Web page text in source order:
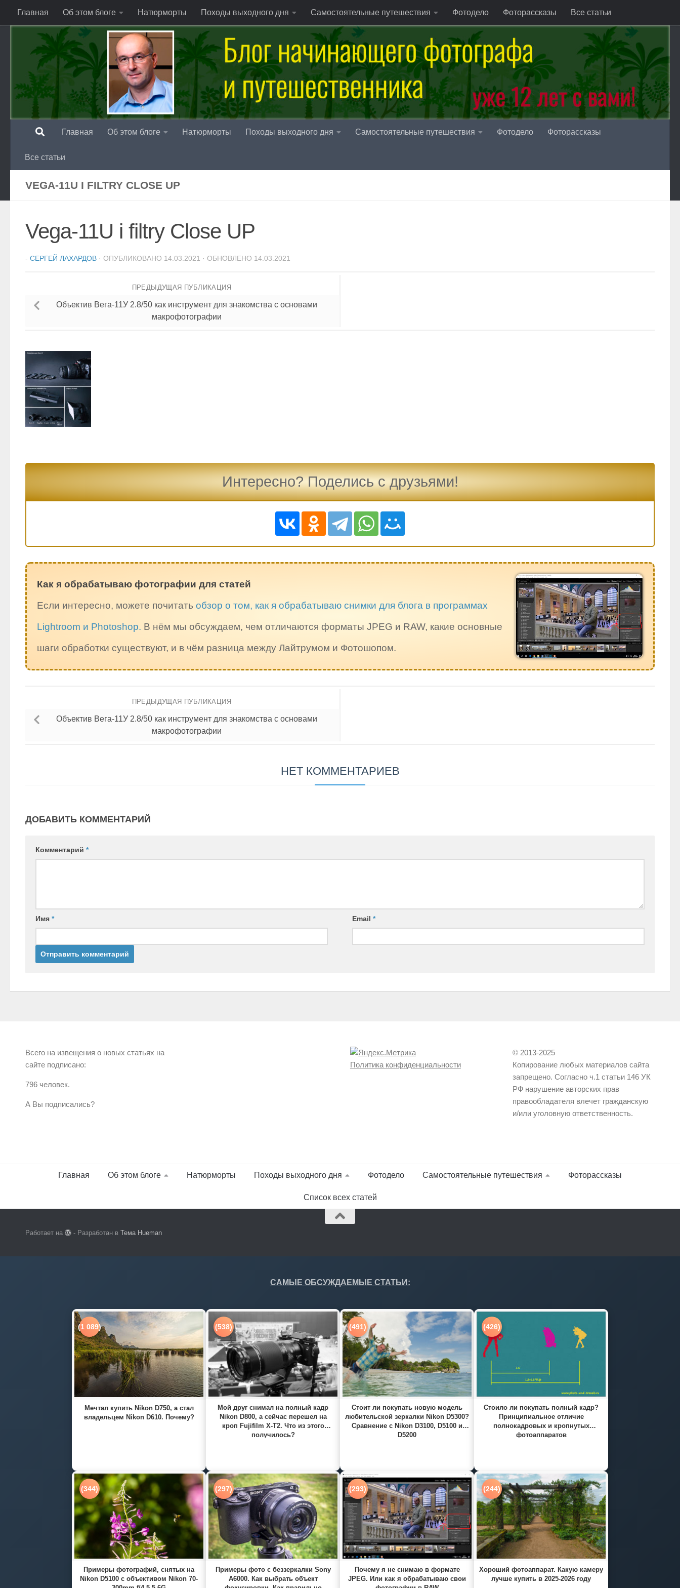
Перейти к содержимому
Главная Об этом блоге Натюрморты Походы выходного дня Самостоятельные путешествия Фотодело Фоторассказы Все статьи
Главная Об этом блоге Натюрморты Походы выходного дня Самостоятельные путешествия Фотодело Фоторассказы
Все статьи
VEGA-11U I FILTRY CLOSE UP
Vega-11U i filtry Close UP
- СЕРГЕЙ ЛАХАРДОВ · ОПУБЛИКОВАНО 14.03.2021 · ОБНОВЛЕНО 14.03.2021
ПРЕДЫДУЩАЯ ПУБЛИКАЦИЯ
Объектив Вега-11У 2.8/50 как инструмент для знакомства с основами
макрофотографии
Интересно? Поделись с друзьями!
Как я обрабатываю фотографии для статей
Если интересно, можете почитать обзор о том, как я обрабатываю снимки для блога в программах
Lightroom и Photoshop. В нём мы обсуждаем, чем отличаются форматы JPEG и RAW, какие основные
шаги обработки существуют, и в чём разница между Лайтрумом и Фотошопом.
ПРЕДЫДУЩАЯ ПУБЛИКАЦИЯ
Объектив Вега-11У 2.8/50 как инструмент для знакомства с основами
макрофотографии
НЕТ КОММЕНТАРИЕВ
ДОБАВИТЬ КОММЕНТАРИЙ
Комментарий *
Имя * Email*
Всего на извещения о новых статьях на
сайте подписано:
796 человек.
А Вы подписались?
Политика конфиденциальности
© 2013-2025
Копирование любых материалов сайта
запрещено. Согласно ч.1 статьи 146 УК
РФ нарушение авторских прав
правообладателя влечет гражданскую
и/или уголовную ответственность.
Главная Об этом блоге Натюрморты Походы выходного дня Фотодело Самостоятельные путешествия Фоторассказы
Список всех статей
Работает на - Разработан вТема Hueman
САМЫЕ ОБСУЖДАЕМЫЕ СТАТЬИ:
(1 089)
Мечтал купить Nikon D750, а стал
владельцем Nikon D610. Почему?
(538)
Мой друг снимал на полный кадр
Nikon D800, а сейчас перешел на
кроп Fujifilm X-T2. Что из этого
получилось?
(491)
Стоит ли покупать новую модель
любительской зеркалки Nikon D5300?
Сравнение с Nikon D3100, D5100 и
D5200
(426)
Стоило ли покупать полный кадр?
Принципиальное отличие
полнокадровых и кропнутых
фотоаппаратов
(344)
Примеры фотографий, снятых на
Nikon D5100 с объективом Nikon 70-
(297)
Примеры фото с беззеркалки Sony
A6000. Как выбрать объект
(293)
Почему я не снимаю в формате
JPEG. Или как я обрабатываю свои
(244)
Хороший фотоаппарат. Какую камеру
лучше купить в 2025-2026 году